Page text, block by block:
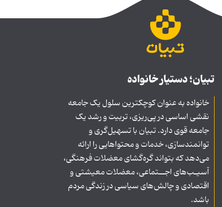
تبیان؛ دستیار خانواده
خانواده به عنوان کوچکترین سلول یک جامعه
نقشی اساسی در پی‌ریزی، تربیت و رشد یک
جامعه قوی دارد. تبیان با تسهیل‌گری و
توانمندسازی، خدمات و محتواهایی را ارائه
می‌دهد که بتواند گره‌گشای معضلات فرهنگی،
آسیـب‌های اجــتماعی، معضلات معیشتی و
اقتصادی و چالش‌های سیاسی در زندگی مردم
باشد.